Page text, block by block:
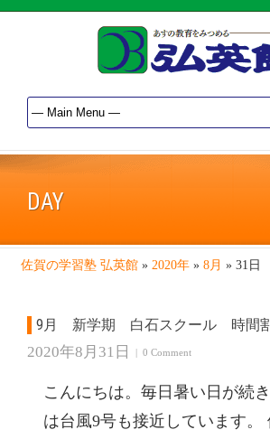
DAY
佐賀の学習塾 弘英館 » 2020年 » 8月 » 31日
9月 新学期 白石スクール 時間
2020年8月31日
| 0 Comment
こんにちは。毎日暑い日が続
は台風9号も接近しています。